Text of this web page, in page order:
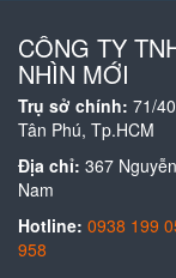
CÔNG TY
NHÌN MỚI
Trụ sở chính: 71/
Tân Phú, Tp.HCM
Địa chỉ: 367
Nam
Hotline: 0938 199
958